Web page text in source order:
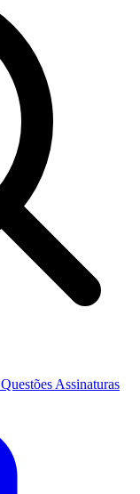
Questões Assinaturas